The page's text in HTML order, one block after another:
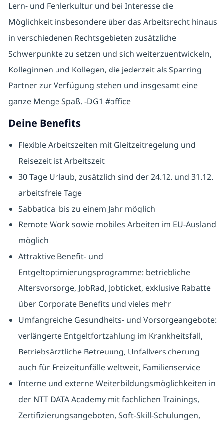
Lern- und Fehlerkultur und bei Interesse die
Möglichkeit insbesondere über das Arbeitsrecht hinaus
in verschiedenen Rechtsgebieten zusätzliche
Schwerpunkte zu setzen und sich weiterzuentwickeln,
Kolleginnen und Kollegen, die jederzeit als Sparring
Partner zur Verfügung stehen und insgesamt eine
ganze Menge Spaß. -DG1 #office
Deine Benefits
Flexible Arbeitszeiten mit Gleitzeitregelung und
Reisezeit ist Arbeitszeit
30 Tage Urlaub, zusätzlich sind der 24.12. und 31.12.
arbeitsfreie Tage
Sabbatical bis zu einem Jahr möglich
Remote Work sowie mobiles Arbeiten im EU-Ausland
möglich
Attraktive Benefit- und
Entgeltoptimierungsprogramme: betriebliche
Altersvorsorge, JobRad, Jobticket, exklusive Rabatte
über Corporate Benefits und vieles mehr
Umfangreiche Gesundheits- und Vorsorgeangebote:
verlängerte Entgeltfortzahlung im Krankheitsfall,
Betriebsärztliche Betreuung, Unfallversicherung
auch für Freizeitunfälle weltweit, Familienservice
Interne und externe Weiterbildungsmöglichkeiten in
der NTT DATA Academy mit fachlichen Trainings,
Zertifizierungsangeboten, Soft-Skill-Schulungen,